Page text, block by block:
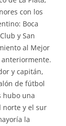
con los
Boca
y San
al Mejor
y capitán,
de fútbol
hubo una
norte y el sur
la